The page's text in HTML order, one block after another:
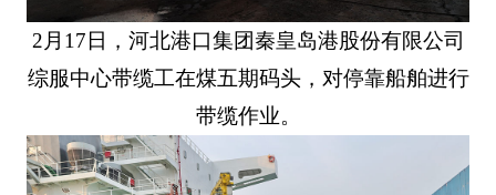
2月17日，河北港口集团秦皇岛港股份有限公司
综服中心带缆工在煤五期码头，对停靠船舶进行
带缆作业。